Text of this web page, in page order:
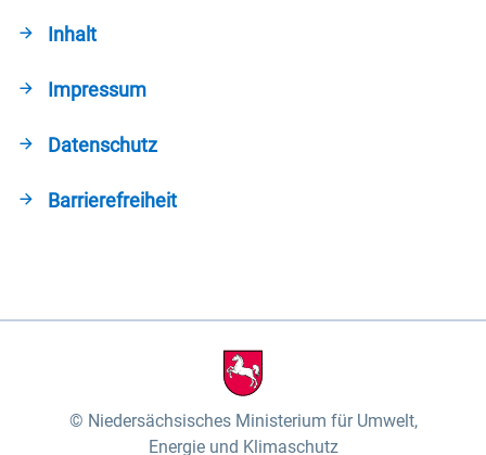
Inhalt
Impressum
Datenschutz
Barrierefreiheit
Niedersächsisches Ministerium für Umwelt,
Energie und Klimaschutz